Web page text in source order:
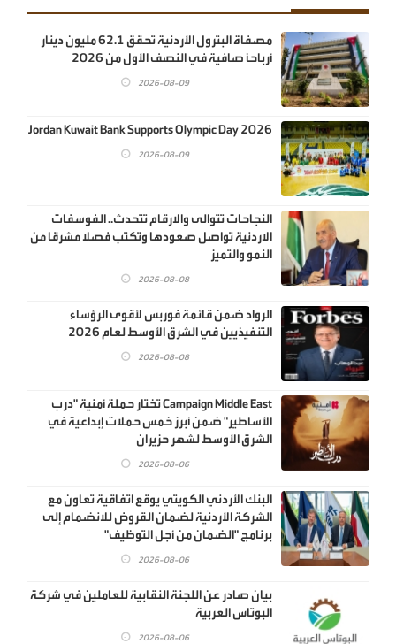
مصفاة البترول الأردنية تحقق 62.1 مليون دينار
أرباحاً صافية في النصف الأول من 2026
2026-08-09
Jordan Kuwait Bank Supports Olympic Day 2026
2026-08-09
النجاحات تتوالى والارقام تتحدث.. الفوسفات
الاردنية تواصل صعودها وتكتب فصلا مشرقا من
النمو والتميز
2026-08-08
الرواد ضمن قائمة فوربس لأقوى الرؤساء
التنفيذيين في الشرق الأوسط لعام 2026
2026-08-08
Campaign Middle East تختار حملة أمنية "درب
الأساطير" ضمن أبرز خمس حملات إبداعية في
الشرق الأوسط لشهر حزيران
2026-08-06
البنك الأردني الكويتي يوقع اتفاقية تعاون مع
الشركة الأردنية لضمان القروض للانضمام إلى
برنامج "الضمان من أجل التوظيف"
2026-08-06
بيان صادر عن اللجنة النقابية للعاملين في شركة
البوتاس العربية
2026-08-06